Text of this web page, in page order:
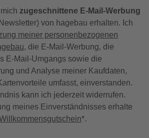
zugeschnittene E-Mail-Werbung
von hagebau erhalten. Ich
meiner personenbezogenen
, die E-Mail-Werbung, die
E-Mail-Umgangs sowie die
und Analyse meiner Kaufdaten,
umfasst, einverstanden.
kann ich jederzeit widerrufen.
meines Einverständnisses erhalte
*.